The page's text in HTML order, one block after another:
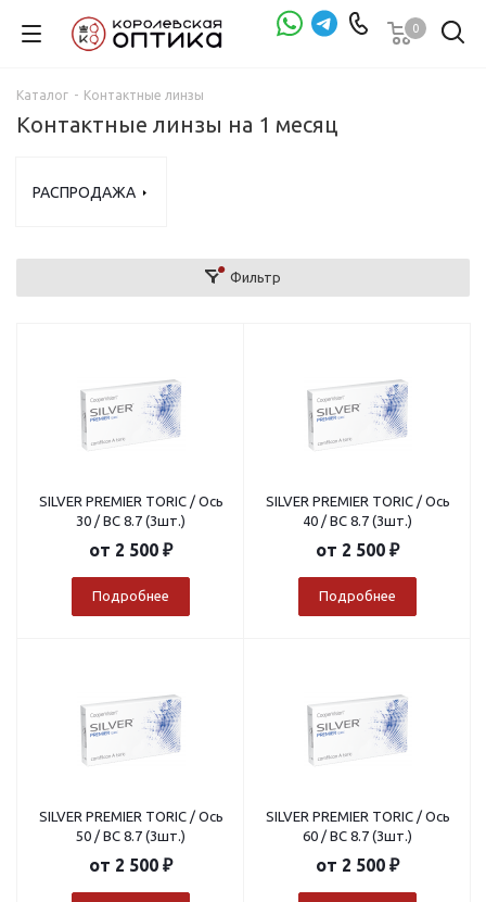
0
Каталог - Контактные линзы
Контактные линзы на 1 месяц
РАСПРОДАЖА
Фильтр
SILVER PREMIER TORIC / Ось
30 / BC 8.7 (3шт.)
от 2 500 ₽
Подробнее
SILVER PREMIER TORIC / Ось
40 / BC 8.7 (3шт.)
от 2 500 ₽
Подробнее
SILVER PREMIER TORIC / Ось
50 / BC 8.7 (3шт.)
от 2 500 ₽
SILVER PREMIER TORIC / Ось
60 / BC 8.7 (3шт.)
от 2 500 ₽